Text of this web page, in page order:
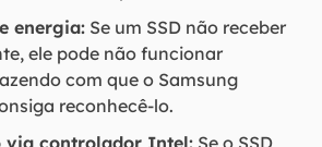
energia:Se um SSD não receber
ele pode não funcionar
com que o Samsung
reconhecê-lo.
via controlador Intel:Se o SSD